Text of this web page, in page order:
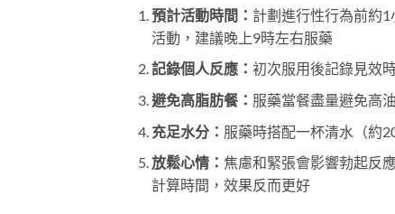
預計活動時間： 計劃進行性行為前約
活動，建議晚上9時左右服藥
記錄個人反應： 初次服用後記錄見效
避免高脂肪餐： 服藥當餐盡量避免高
充足水分： 服藥時搭配一杯清水（約
放鬆心情： 焦慮和緊張會影響勃起反
計算時間，效果反而更好